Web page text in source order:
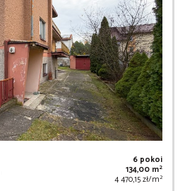
6 pokoi
134,00 m2
4 470,15 zł/m2